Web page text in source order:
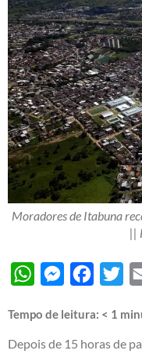
Moradores de Itabuna
||
WhatsAppMessenger
Tempo de leitura: < 1
Depois de 15 horas de